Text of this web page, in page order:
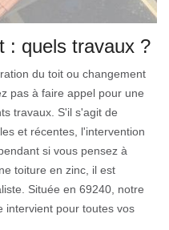
: quels travaux ?
du toit ou changement
pas à faire appel pour une
travaux. S'il s'agit de
et récentes, l'intervention
si vous pensez à
toiture en zinc, il est
Située en 69240, notre
intervient pour toutes vos